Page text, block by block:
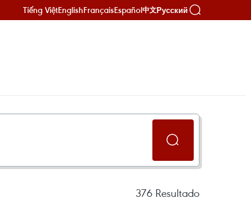
Tiếng ViệtEnglishFrançaisEspañol中文Русский
376 Resultado